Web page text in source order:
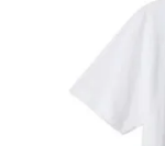
ブランドから選ぶ
SALE品はこちら